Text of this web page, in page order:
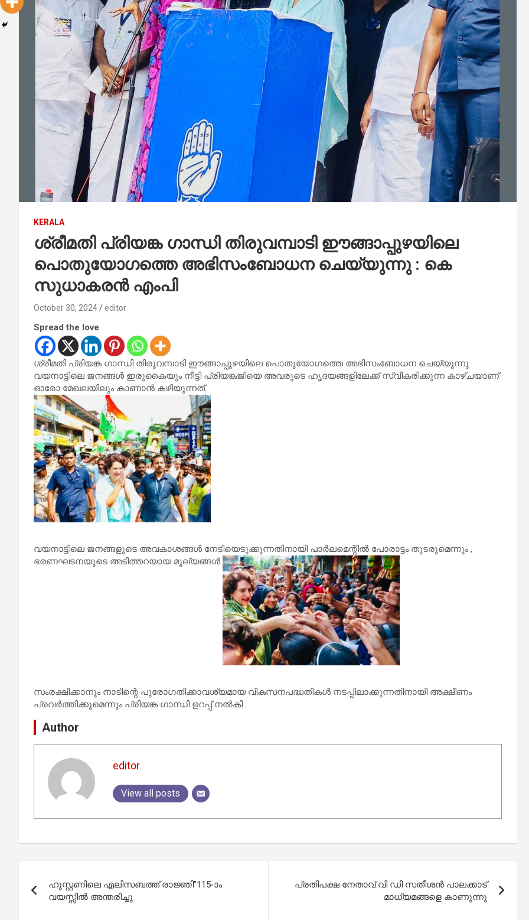
KERALA
ശ്രീമതി പ്രിയങ്ക ഗാന്ധി തിരുവമ്പാടി ഈങ്ങാപ്പുഴയിലെ
പൊതുയോഗത്തെ അഭിസംബോധന ചെയ്യുന്നു : കെ
സുധാകരന്‍ എംപി
October 30, 2024 editor
Spread the love
ശ്രീമതി പ്രിയങ്ക ഗാന്ധി തിരുവമ്പാടി ഈങ്ങാപ്പുഴയിലെ പൊതുയോഗത്തെ അഭിസംബോധന ചെയ്യുന്നു
വയനാട്ടിലെ ജനങ്ങൾ ഇരുകൈയും നീട്ടി പ്രിയങ്കജിയെ അവരുടെ ഹൃദയങ്ങളിലേക്ക് സ്വീകരിക്കുന്ന കാഴ്ചയാണ്
ഓരോ മേഖലയിലും കാണാൻ കഴിയുന്നത്.
വയനാട്ടിലെ ജനങ്ങളുടെ അവകാശങ്ങൾ നേടിയെടുക്കുന്നതിനായി പാർലമെന്റിൽ പോരാട്ടം തുടരുമെന്നും ,
ഭരണഘടനയുടെ അടിത്തറയായ മൂല്യങ്ങൾ
സംരക്ഷിക്കാനും നാടിന്റെ പുരോഗതിക്കാവശ്യമായ വികസനപദ്ധതികൾ നടപ്പിലാക്കുന്നതിനായി അക്ഷീണം
പ്രവർത്തിക്കുമെന്നും പ്രിയങ്ക ഗാന്ധി ഉറപ്പ് നൽകി .
Author
editor
View all posts
navigation
ഹൂസ്റ്റണിലെ എലിസബത്ത് രാജ്ഞി”115-ാം
വയസ്സിൽ അന്തരിച്ചു
പ്രതിപക്ഷ നേതാവ് വി ഡി സതീശന്‍ പാലക്കാട്
മാധ്യമങ്ങളെ കാണുന്നു